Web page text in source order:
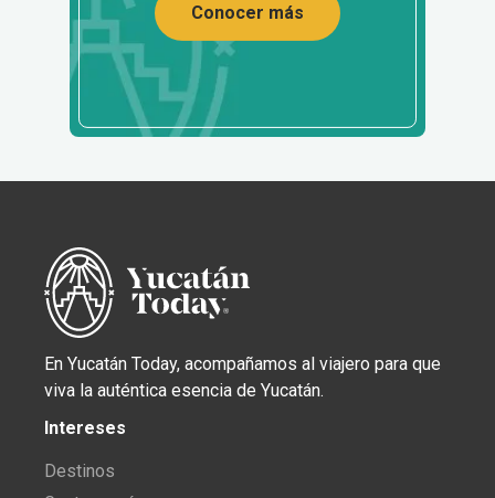
Conocer más
En Yucatán Today, acompañamos al viajero para que
viva la auténtica esencia de Yucatán.
Intereses
Destinos